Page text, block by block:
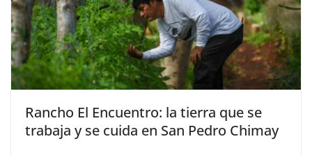
Rancho El Encuentro: la tierra que se
trabaja y se cuida en San Pedro Chimay